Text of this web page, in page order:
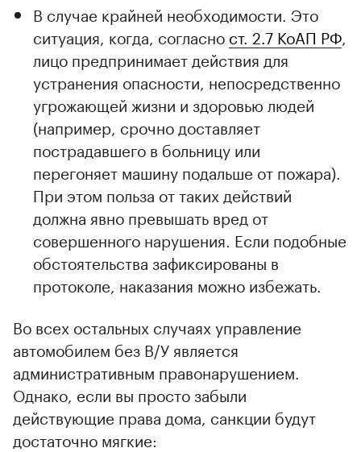
В случае крайней необходимости. Это
ситуация, когда, согласно ст. 2.7 КоАП РФ
лицо предпринимает действия для
устранения опасности, непосредственно
угрожающей жизни и здоровью людей
(например, срочно доставляет
пострадавшего в больницу или
перегоняет машину подальше от пожара).
При этом польза от таких действий
должна явно превышать вред от
совершенного нарушения. Если подобные
обстоятельства зафиксированы в
протоколе, наказания можно избежать.
Во всех остальных случаях управление
автомобилем без В/У является
административным правонарушением.
Однако, если вы просто забыли
действующие права дома, санкции будут
достаточно мягкие: